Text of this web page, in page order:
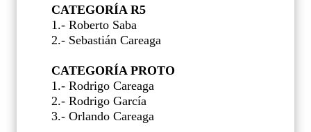
CATEGORÍA R5
1.- Roberto Saba
2.- Sebastián Careaga
CATEGORÍA PROTO
1.- Rodrigo Careaga
2.- Rodrigo García
3.- Orlando Careaga